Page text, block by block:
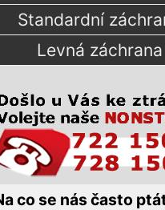
Standardní
Levná
co se nás často